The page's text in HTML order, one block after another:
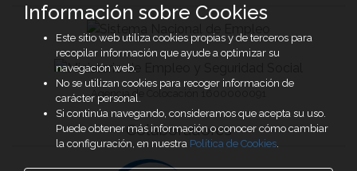
Agencia de Colocación 1600000091
Colaboradores
Información sobre Cookies
Este sitio web utiliza cookies propias y de terceros para
recopilar información que ayude a optimizar su
navegación web.
No se utilizan cookies para recoger información de
carácter personal.
Si continúa navegando, consideramos que acepta su uso.
Puede obtener más información o conocer cómo cambiar
la configuración, en nuestra Política de Cookies.